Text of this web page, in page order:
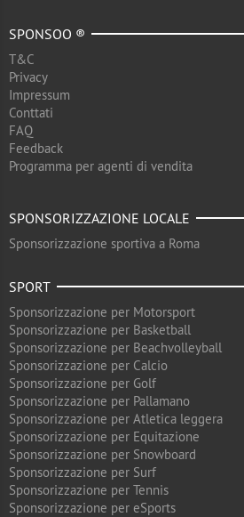
SPONSOO ®
T&C
Privacy
Impressum
Conttati
FAQ
Feedback
Programma per agenti di vendita
SPONSORIZZAZIONE LOCALE
Sponsorizzazione sportiva a Roma
SPORT
Sponsorizzazione per Motorsport
Sponsorizzazione per Basketball
Sponsorizzazione per Beachvolleyball
Sponsorizzazione per Calcio
Sponsorizzazione per Golf
Sponsorizzazione per Pallamano
Sponsorizzazione per Atletica leggera
Sponsorizzazione per Equitazione
Sponsorizzazione per Snowboard
Sponsorizzazione per Surf
Sponsorizzazione per Tennis
Sponsorizzazione per eSports